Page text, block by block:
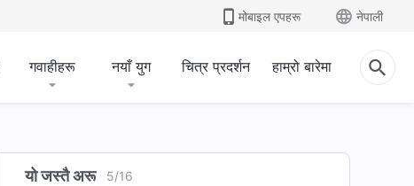
मोबाइल एपहरू नेपाली
गवाहीहरू नयाँ युग चित्र प्रदर्शन हाम्रो बारेमा
यो जस्तै अरू 5/16
परमेश्‍वरका दैनिक वचनहरू: बाइबल
परमेश्‍वरका दैनिक वचनहरू: बाइबल